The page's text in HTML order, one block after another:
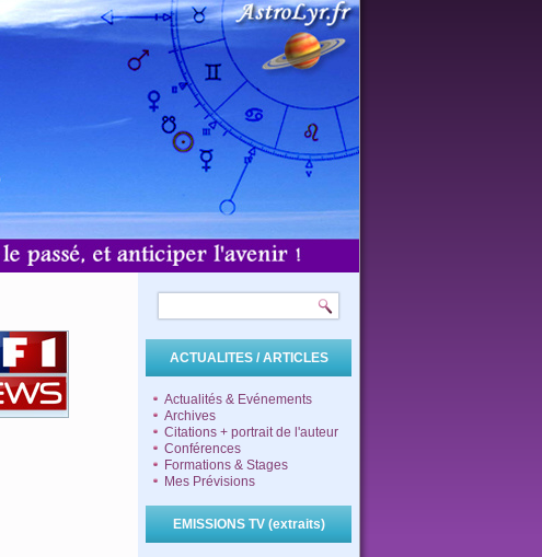
ACTUALITES / ARTICLES
Actualités & Evénements
Archives
Citations + portrait de l'auteur
Conférences
Formations & Stages
Mes Prévisions
EMISSIONS TV (extraits)